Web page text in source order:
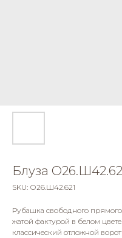
Блуза
SKU: О26.Ш42.621
Рубашка свободного
жатой фактурой в белом
классический отложной